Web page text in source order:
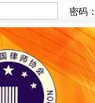
密码：